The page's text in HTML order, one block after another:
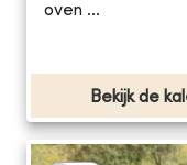
oven ...
Bekijk de